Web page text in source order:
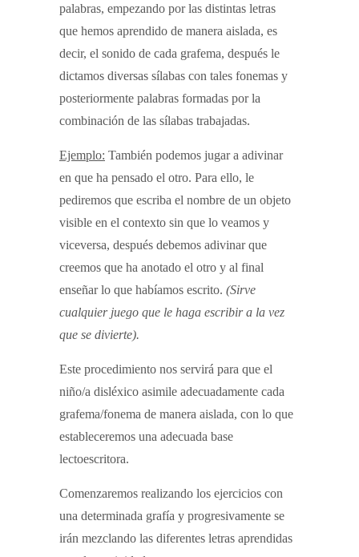
palabras, empezando por las distintas letras
que hemos aprendido de manera aislada, es
decir, el sonido de cada grafema, después le
dictamos diversas sílabas con tales fonemas y
posteriormente palabras formadas por la
combinación de las sílabas trabajadas.
Ejemplo: También podemos jugar a adivinar
en que ha pensado el otro. Para ello, le
pediremos que escriba el nombre de un objeto
visible en el contexto sin que lo veamos y
viceversa, después debemos adivinar que
creemos que ha anotado el otro y al final
enseñar lo que habíamos escrito. (Sirve
cualquier juego que le haga escribir a la vez
que se divierte).
Este procedimiento nos servirá para que el
niño/a disléxico asimile adecuadamente cada
grafema/fonema de manera aislada, con lo que
estableceremos una adecuada base
lectoescritora.
Comenzaremos realizando los ejercicios con
una determinada grafía y progresivamente se
irán mezclando las diferentes letras aprendidas